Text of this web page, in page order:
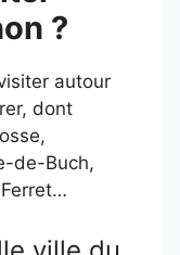
?
autour
dont
de-Buch,